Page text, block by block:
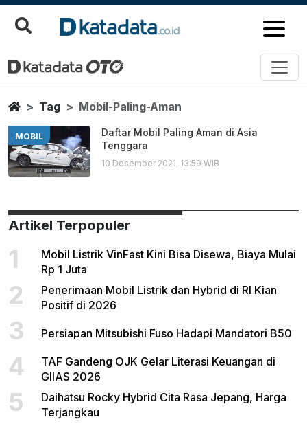
Mobil Paling Aman
Berita Terbaru
HomeTag Mobil-Paling-Aman
MOBIL
Daftar Mobil Paling Aman di Asia
Tenggara
10 Desember 2021, 13:59 WIB
Artikel Terpopuler
1
Mobil Listrik VinFast Kini Bisa Disewa, Biaya Mulai
Rp 1 Juta
2
Penerimaan Mobil Listrik dan Hybrid di RI Kian
Positif di 2026
3 Persiapan Mitsubishi Fuso Hadapi Mandatori B50
4
TAF Gandeng OJK Gelar Literasi Keuangan di
GIIAS 2026
5
Daihatsu Rocky Hybrid Cita Rasa Jepang, Harga
Terjangkau